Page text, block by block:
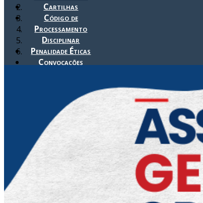
Cartilhas
Código de
Processamento
Disciplinar
Penalidade Éticas
Convocações